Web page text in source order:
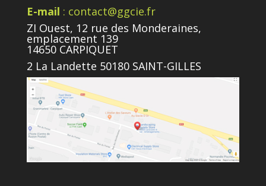
E-mail : contact@ggcie.fr
ZI Ouest, 12 rue des Monderaines,
emplacement 139
14650 CARPIQUET
2 La Landette 50180 SAINT-GILLES